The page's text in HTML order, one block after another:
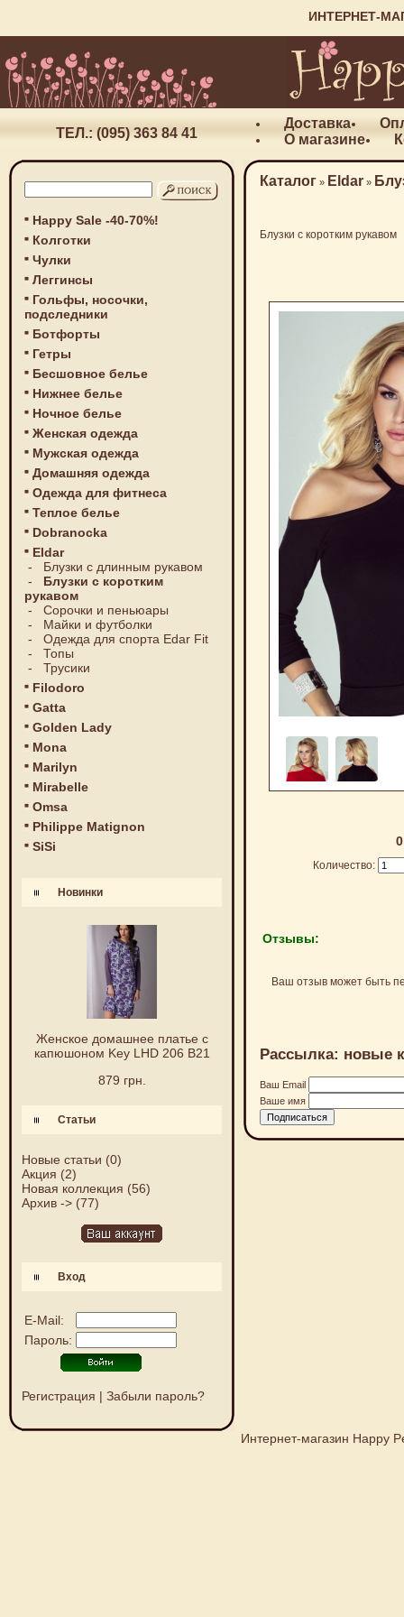
ИНТЕРНЕТ-
ТЕЛ.: (095) 363 84 41
Доставка
О магазине
Happy Sale -40-70%!
Колготки
Чулки
Леггинсы
Гольфы, носочки,
подследники
Ботфорты
Гетры
Бесшовное белье
Нижнее белье
Ночное белье
Женская одежда
Мужская одежда
Домашняя одежда
Одежда для фитнеса
Теплое белье
Dobranocka
Eldar
- Блузки с длинным рукавом
- Блузки с коротким
рукавом
- Сорочки и пеньюары
- Майки и футболки
- Одежда для спорта Edar Fit
- Топы
- Трусики
Filodoro
Gatta
Golden Lady
Mona
Marilyn
Mirabelle
Omsa
Philippe Matignon
SiSi
Новинки
Женское домашнее платье с
капюшоном Key LHD 206 B21
879 грн.
Статьи
Новые статьи (0)
Акция (2)
Новая коллекция (56)
Архив -> (77)
Вход
E-Mail:
Пароль:
Регистрация | Забыли пароль?
Каталог » Eldar »
Блузки с коротким рукавом
Количество:
Отзывы:
Ваш отзыв может быть
Рассылка: новые
Ваш Email
Ваше имя
Интернет-магазин Happy